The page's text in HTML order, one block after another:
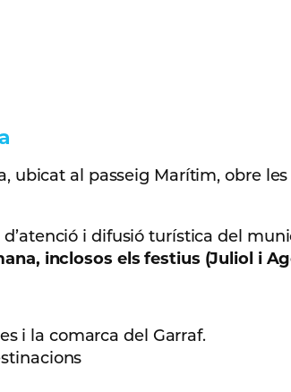
ubicat al passeig Marítim, obre
i difusió turística del
inclosos els festius (Juliol i
i la comarca del Garraf.